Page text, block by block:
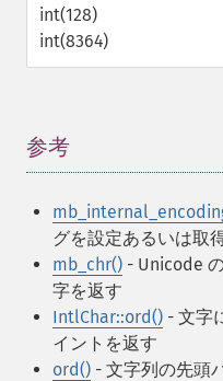
int(128)
int(8364)
参考
グを設定あるいは取
mb_chr() - Unicode
字を返す
IntlChar::ord() - 文字
イントを返す
ord() - 文字列の先頭